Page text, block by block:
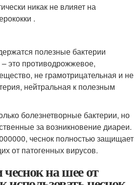
никак не влияет на
.
полезные бактерии
это противодрожжевое,
не грамотрицательная и не
нейтральная к полезным
болезнетворные бактерии, но
за возникновение диареи.
чеснок полностью защищает
от патогенных вирусов.
на шее от